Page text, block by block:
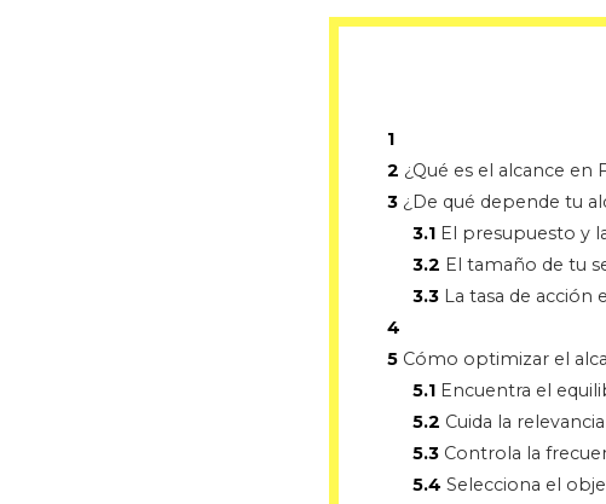
1
2 ¿Qué es el alcance en
3 ¿De qué depende tu
3.1 El presupuesto y
3.2 El tamaño de tu
3.3 La tasa de acción
4
5 Cómo optimizar el
5.1 Encuentra el
5.2 Cuida la
5.3 Controla la
5.4 Selecciona el